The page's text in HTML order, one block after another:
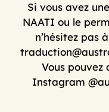
Si vous avez
NAATI ou le
n’hésitez pas
Vous pouvez
Instagram